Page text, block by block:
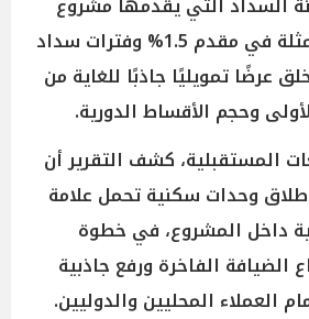
"ساوث ميد"، والمتمثلة في مقدم 1.5% وفترات سداد
عامًا، تخلق عرضًا تمويليًا جاذبًا للغاية من
وحجم الأقساط الدورية.
المستقبلية، كشف التقرير أن
وحدات سكنية تحمل علامة
داخل المشروع، في خطوة
الفاخرة ورفع جاذبية
العملاء المحليين والدوليين.